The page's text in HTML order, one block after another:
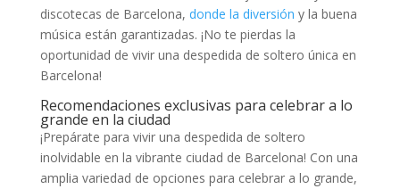
discotecas‌ de Barcelona, donde la diversión ​y la buena
música están garantizadas. ¡No te pierdas la
oportunidad de vivir una despedida de⁣ soltero única en
Barcelona!
Recomendaciones exclusivas‌ para celebrar a lo
⁣grande en la ciudad
¡Prepárate para vivir ‍una despedida de soltero
inolvidable en la vibrante ciudad de Barcelona! Con una
amplia variedad de opciones‍ para celebrar a lo grande,